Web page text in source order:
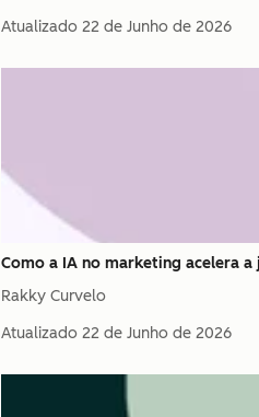
Atualizado 22 de Junho de 2026
Como a IA no marketing acelera
Rakky Curvelo
Atualizado 22 de Junho de 2026